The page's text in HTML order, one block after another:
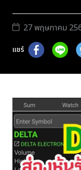
27 พฤษภาคม
แชร์